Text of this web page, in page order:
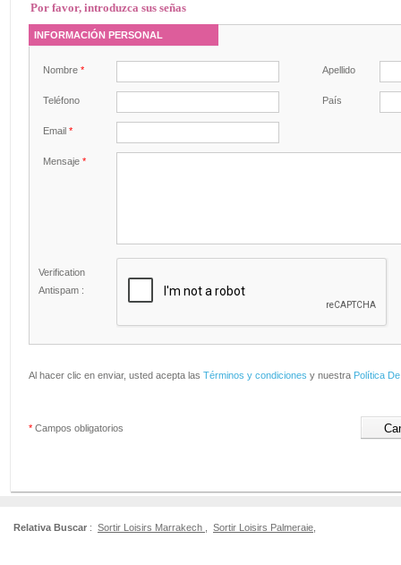
Por favor, introduzca sus señas
INFORMACIÓN PERSONAL
Nombre * Apellido
Teléfono País
Email *
Mensaje *
Verification
Antispam :
Al hacer clic en enviar, usted acepta las Términos y condiciones y nuestra Política
* Campos obligatorios
Relativa Buscar : Sortir Loisirs Marrakech Sortir Loisirs Palmeraie